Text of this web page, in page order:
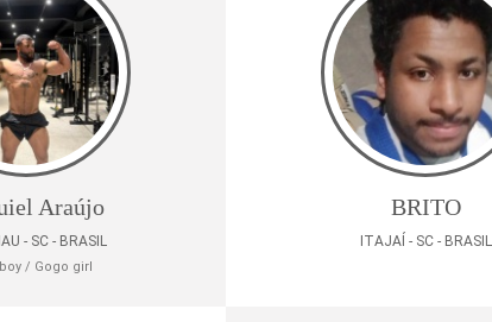
Araújo
- SC - BRASIL
/ Gogo girl
BRITO
ITAJAÍ - SC - BRASIL